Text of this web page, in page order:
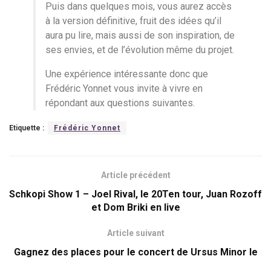
Puis dans quelques mois, vous aurez accès
à la version définitive, fruit des idées qu’il
aura pu lire, mais aussi de son inspiration, de
ses envies, et de l’évolution même du projet.
Une expérience intéressante donc que
Frédéric Yonnet vous invite à vivre en
répondant aux questions suivantes.
Etiquette : Frédéric Yonnet
Article précédent
Schkopi Show 1 – Joel Rival, le 20Ten tour, Juan Rozoff
et Dom Briki en live
Article suivant
Gagnez des places pour le concert de Ursus Minor le